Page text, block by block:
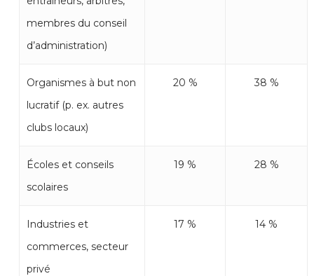
membres du conseil
d’administration)
Organismes à but non
lucratif (p. ex. autres
clubs locaux)
20 % 38 %
Écoles et conseils
scolaires
19 % 28 %
Industries et
commerces, secteur
privé
17 % 14 %